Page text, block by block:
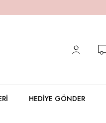
HEDIYE GÖNDER